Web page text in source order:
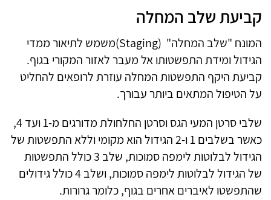
קביעת שלב המחלה
המונח "שלב המחלה" (Staging)משמש לתיאור ממדי
הגידול ומידת התפשטותו אל מעבר לאזור המקורי בגוף.
קביעת היקף התפשטות המחלה עוזרת לרופאים להחליט
על הטיפול המתאים ביותר עבורך.
שלבי סרטן המעי הגס וסרטן החלחולת מדורגים מ-1 ועד 4,
כאשר בשלבים 1 ו-2 הגידול הוא מקומי וללא התפשטות של
הגידול לבלוטות לימפה סמוכות, שלב 3 כולל התפשטות
של הגידול לבלוטות לימפה סמוכות, ושלב 4 כולל גידולים
שהתפשטו לאיברים אחרים בגוף, כלומר גרורות.